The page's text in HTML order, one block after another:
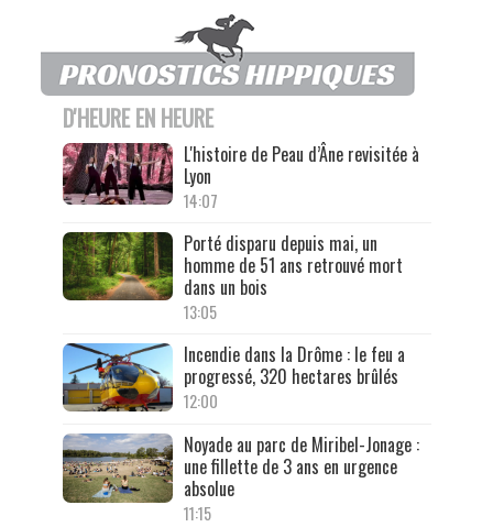
D'HEURE EN HEURE
L'histoire de Peau d’Âne revisitée à
Lyon
14:07
Porté disparu depuis mai, un
homme de 51 ans retrouvé mort
dans un bois
13:05
Incendie dans la Drôme : le feu a
progressé, 320 hectares brûlés
12:00
Noyade au parc de Miribel-Jonage :
une fillette de 3 ans en urgence
absolue
11:15